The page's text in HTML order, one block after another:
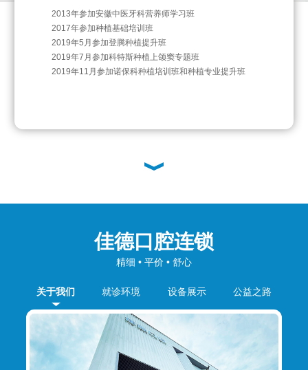
2013年参加安徽中医牙科营养师学习班
2017年参加种植基础培训班
2019年5月参加登腾种植提升班
2019年7月参加科特斯种植上颌窦专题班
2019年11月参加诺保科种植培训班和种植专业提升班
佳德口腔连锁
精细 • 平价 • 舒心
关于我们 就诊环境 设备展示 公益之路